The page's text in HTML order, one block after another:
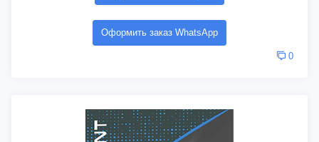
Оформить заказ WhatsApp
0